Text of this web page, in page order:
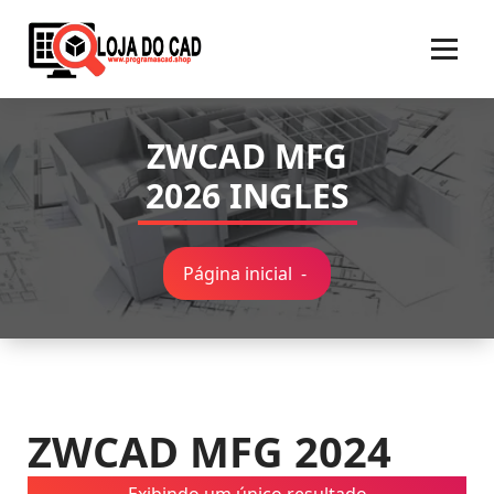
para
ZWCAD MFG
2026 INGLES
Página inicial -
ZWCAD MFG 2024